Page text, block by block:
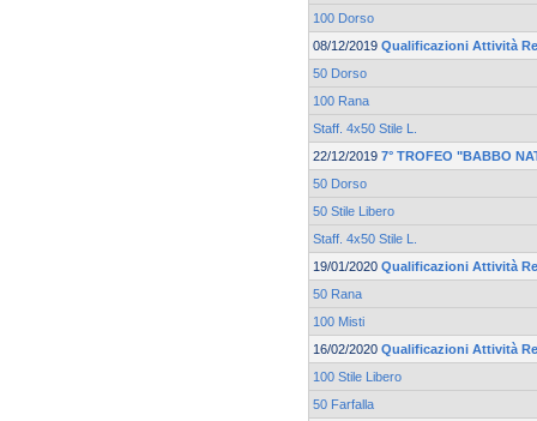
100 Dorso
08/12/2019 Qualificazioni Attività
50 Dorso
100 Rana
Staff. 4x50 Stile L.
22/12/2019 7° TROFEO "BABBO
50 Dorso
50 Stile Libero
Staff. 4x50 Stile L.
19/01/2020 Qualificazioni Attività
50 Rana
100 Misti
16/02/2020 Qualificazioni Attività
100 Stile Libero
50 Farfalla